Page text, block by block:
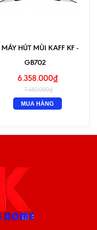
MÁY HÚT MÙI KAFF KF -
GB702
6.358.000₫
7.480.000₫
MUA HÀNG